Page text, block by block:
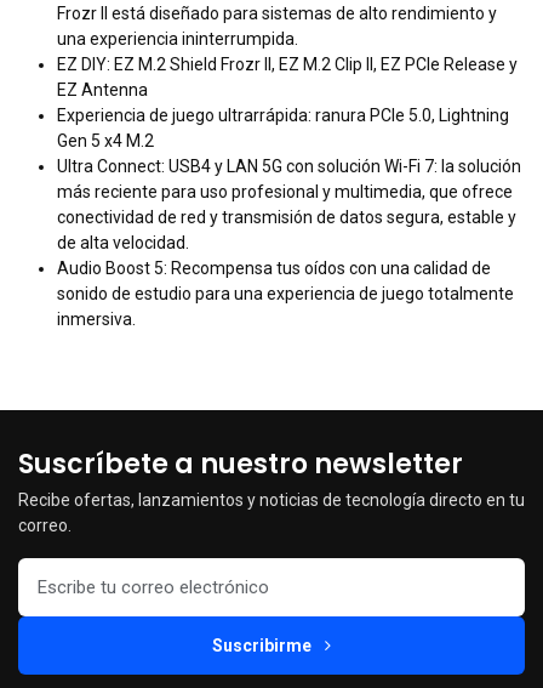
Frozr II está diseñado para sistemas de alto rendimiento y
una experiencia ininterrumpida.
EZ DIY: EZ M.2 Shield Frozr II, EZ M.2 Clip II, EZ PCIe Release y
EZ Antenna
Experiencia de juego ultrarrápida: ranura PCIe 5.0, Lightning
Gen 5 x4 M.2
Ultra Connect: USB4 y LAN 5G con solución Wi-Fi 7: la solución
más reciente para uso profesional y multimedia, que ofrece
conectividad de red y transmisión de datos segura, estable y
de alta velocidad.
Audio Boost 5: Recompensa tus oídos con una calidad de
sonido de estudio para una experiencia de juego totalmente
inmersiva.
Suscríbete a nuestro newsletter
Recibe ofertas, lanzamientos y noticias de tecnología directo en tu
correo.
Suscribirme